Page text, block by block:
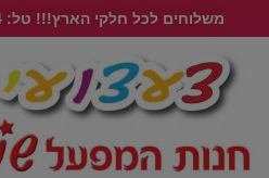
משלוחים לכל חלקי הארץ!!! טל: 0546368954, 035012898